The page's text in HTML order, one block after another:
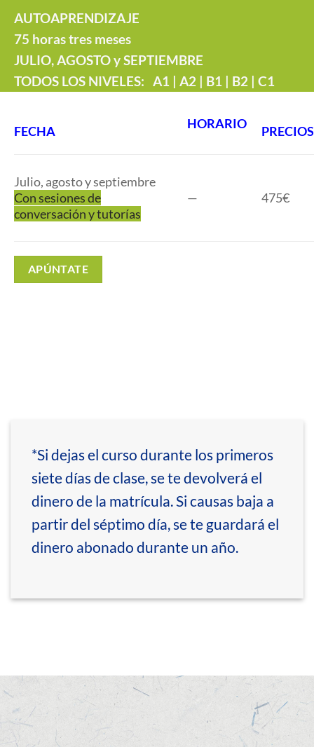
AUTOAPRENDIZAJE
75 horas tres meses
JULIO, AGOSTO y SEPTIEMBRE
TODOS LOS NIVELES:
A1 | A2 | B1 | B2 | C1
FECHA HORARIO PRECIOS
Julio, agosto y septiembre
Con sesiones de
conversación y tutorías
— 475€
APÚNTATE
*Si dejas el curso durante los primeros
siete días de clase, se te devolverá el
dinero de la matrícula. Si causas baja a
partir del séptimo día, se te guardará el
dinero abonado durante un año.